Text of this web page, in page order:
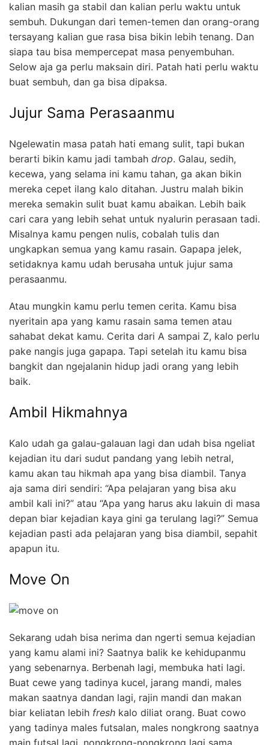
kalian masih ga stabil dan kalian perlu waktu untuk
sembuh. Dukungan dari temen-temen dan orang-orang
tersayang kalian gue rasa bisa bikin lebih tenang. Dan
siapa tau bisa mempercepat masa penyembuhan.
Selow aja ga perlu maksain diri. Patah hati perlu waktu
buat sembuh, dan ga bisa dipaksa.
Jujur Sama Perasaanmu
Ngelewatin masa patah hati emang sulit, tapi bukan
berarti bikin kamu jadi tambah drop. Galau, sedih,
kecewa, yang selama ini kamu tahan, ga akan bikin
mereka cepet ilang kalo ditahan. Justru malah bikin
mereka semakin sulit buat kamu abaikan. Lebih baik
cari cara yang lebih sehat untuk nyalurin perasaan tadi.
Misalnya kamu pengen nulis, cobalah tulis dan
ungkapkan semua yang kamu rasain. Gapapa jelek,
setidaknya kamu udah berusaha untuk jujur sama
perasaanmu.
Atau mungkin kamu perlu temen cerita. Kamu bisa
nyeritain apa yang kamu rasain sama temen atau
sahabat dekat kamu. Cerita dari A sampai Z, kalo perlu
pake nangis juga gapapa. Tapi setelah itu kamu bisa
bangkit dan ngejalanin hidup jadi orang yang lebih
baik.
Ambil Hikmahnya
Kalo udah ga galau-galauan lagi dan udah bisa ngeliat
kejadian itu dari sudut pandang yang lebih netral,
kamu akan tau hikmah apa yang bisa diambil. Tanya
aja sama diri sendiri: “Apa pelajaran yang bisa aku
ambil kali ini?” atau “Apa yang harus aku lakuin di masa
depan biar kejadian kaya gini ga terulang lagi?” Semua
kejadian pasti ada pelajaran yang bisa diambil, sepahit
apapun itu.
Move On
Sekarang udah bisa nerima dan ngerti semua kejadian
yang kamu alami ini? Saatnya balik ke kehidupanmu
yang sebenarnya. Berbenah lagi, membuka hati lagi.
Buat cewe yang tadinya kucel, jarang mandi, males
makan saatnya dandan lagi, rajin mandi dan makan
biar keliatan lebih fresh kalo diliat orang. Buat cowo
yang tadinya males futsalan, males nongkrong saatnya